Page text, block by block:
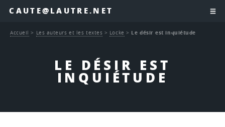
CAUTE@LAUTRE.NET
LE DÉSIR EST
INQUIÉTUDE
Accueil > Les auteurs et les textes > Locke > Le désir est inquiétude